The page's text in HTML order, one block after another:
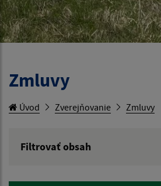
Zmluvy
Úvod Zverejňovanie Zmluvy
Filtrovať obsah